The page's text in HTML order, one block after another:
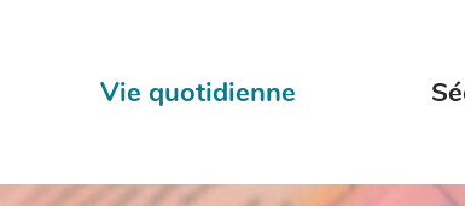
Vie quotidienne